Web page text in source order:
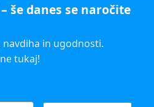
še danes se naročite
in ugodnosti.
tukaj!